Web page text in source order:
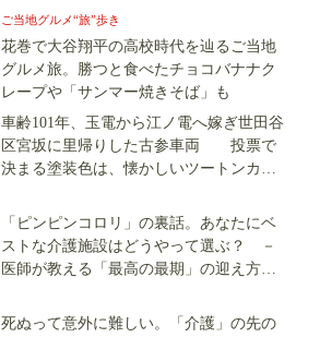
ご当地グルメ“旅”歩き
花巻で大谷翔平の高校時代を辿るご当地
グルメ旅。勝つと食べたチョコバナナク
レープや「サンマー焼きそば」も
車齢101年、玉電から江ノ電へ嫁ぎ世田谷
区宮坂に里帰りした古参車両 投票で
決まる塗装色は、懐かしいツートンカラ
「ピンピンコロリ」の裏話。あなたにベ
ストな介護施設はどうやって選ぶ？ －
医師が教える「最高の最期」の迎え方
死ぬって意外に難しい。「介護」の先の